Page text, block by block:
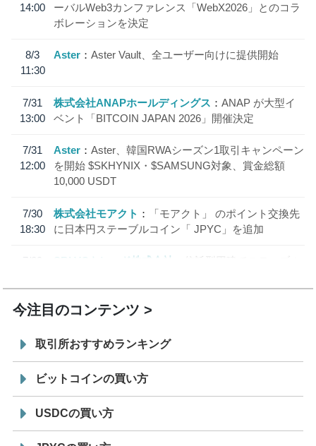
14:00
ーバルWeb3カンファレンス「WebX2026」とのコラ
ボレーションを決定
8/3
11:30
Aster Aster Vault、全ユーザー向けに提供開始
7/31
13:00
株式会社ANAPホールディングス
ANAP が大型イ
ベント「BITCOIN JAPAN 2026」開催決定
7/31
12:00
Aster
Aster、韓国RWAシーズン1取引キャンペーン
を開始 $SKHYNIX・$SAMSUNG対象、賞金総額
10,000 USDT
7/30
18:30
株式会社モアクト
「モアクト」 のポイント交換先
に日本円ステーブルコイン「 JPYC」を追加
7/29
SBI VCトレード株式会社
信託型円建てステーブル
今注目のコンテンツ
取引所おすすめランキング
ビットコインの買い方
USDCの買い方